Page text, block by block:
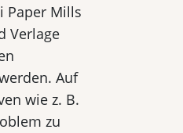
Paper Mills
Verlage
Auf
wie z. B.
zu